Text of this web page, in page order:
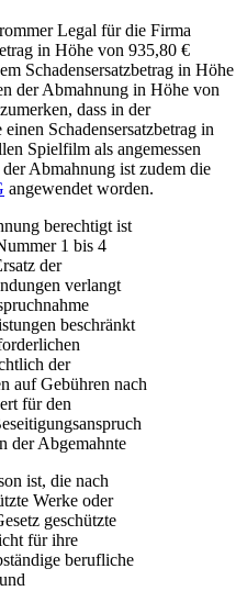
Legal für die Firma
in Höhe von 935,80 €
Schadensersatzbetrag in Höhe
der Abmahnung in Höhe von
dass in der
Schadensersatzbetrag in
Spielfilm als angemessen
Abmahnung ist zudem die
angewendet worden.
berechtigt ist
1 bis 4
der
verlangt
beschränkt
der
auf Gebühren nach
für den
der Abgemahnte
ist, die nach
Werke oder
geschützte
für ihre
berufliche